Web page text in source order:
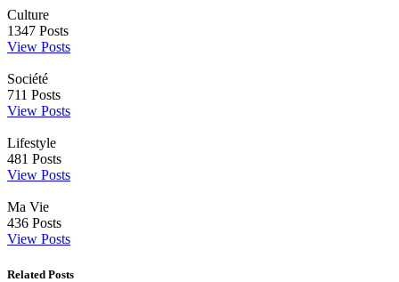
Culture
1347 Posts
View Posts
Société
711 Posts
View Posts
Lifestyle
481 Posts
View Posts
Ma Vie
436 Posts
View Posts
Related Posts